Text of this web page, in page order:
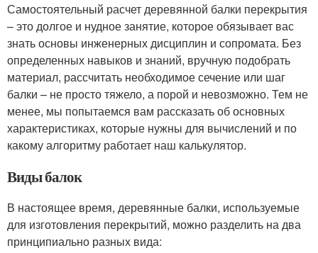
Самостоятельный расчет деревянной балки перекрытия
– это долгое и нудное занятие, которое обязывает вас
знать основы инженерных дисциплин и сопромата. Без
определенных навыков и знаний, вручную подобрать
материал, рассчитать необходимое сечение или шаг
балки – не просто тяжело, а порой и невозможно. Тем не
менее, мы попытаемся вам рассказать об основных
характеристиках, которые нужны для вычислений и по
какому алгоритму работает наш калькулятор.
Виды балок
В настоящее время, деревянные балки, используемые
для изготовления перекрытий, можно разделить на два
принципиально разных вида: